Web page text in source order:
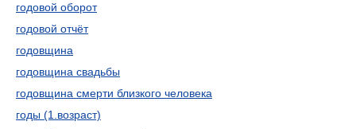
годовой оборот
годовой отчёт
годовщина
годовщина свадьбы
годовщина смерти близкого человека
годы (1.возраст)